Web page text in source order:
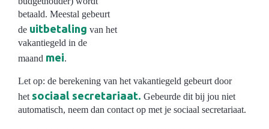
betaald. Meestal gebeurt
de uitbetaling van het
vakantiegeld in de
maand mei.
Let op: de berekening van het vakantiegeld gebeurt door
het sociaal secretariaat. Gebeurde dit bij jou niet
automatisch, neem dan contact op met je sociaal secretariaat.